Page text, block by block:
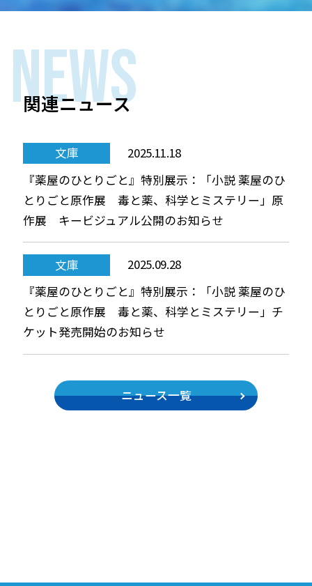
NEWS
関連ニュース
文庫
2025.11.18
『薬屋のひとりごと』特別展示：「小説 薬屋のひ
とりごと原作展 毒と薬、科学とミステリー」原
作展 キービジュアル公開のお知らせ
文庫
2025.09.28
『薬屋のひとりごと』特別展示：「小説 薬屋のひ
とりごと原作展 毒と薬、科学とミステリー」チ
ケット発売開始のお知らせ
ニュース一覧